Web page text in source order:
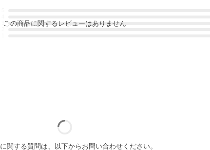
この商品に関するレビューはありません
に関する質問は、以下からお問い合わせください。